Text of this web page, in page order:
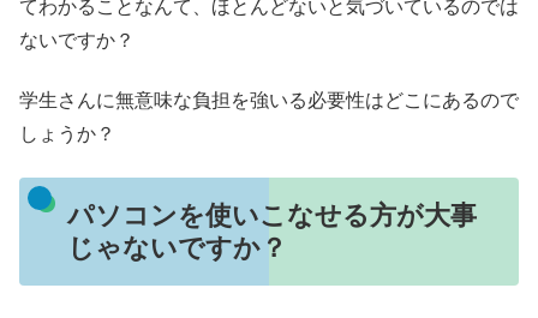
てわかることなんて、ほとんどないと気づいているのでは
ないですか？
学生さんに無意味な負担を強いる必要性はどこにあるので
しょうか？
パソコンを使いこなせる方が大事
じゃないですか？